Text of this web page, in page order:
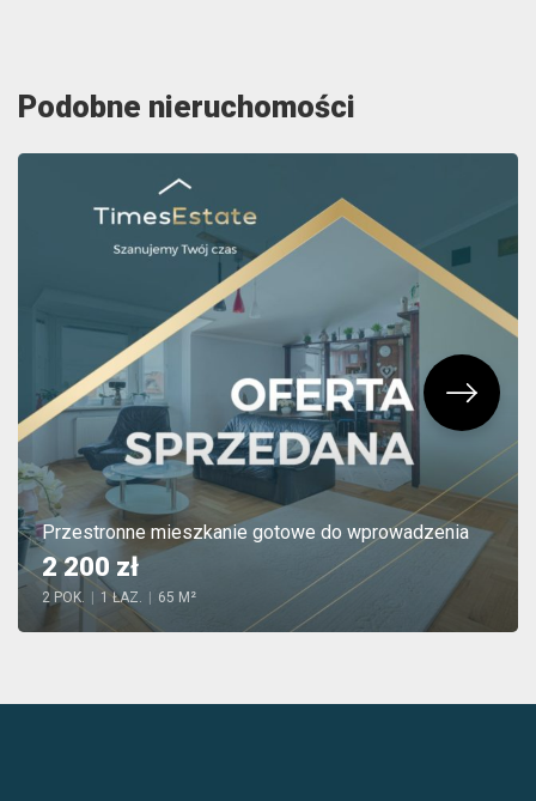
Podobne nieruchomości
Przestronne mieszkanie gotowe do wprowadzenia
2 200 zł
2 POK. 1 ŁAZ. 65 M²